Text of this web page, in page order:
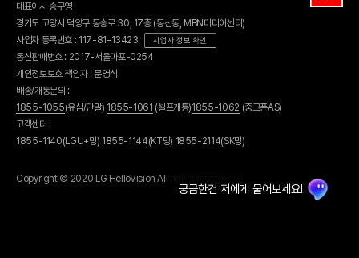
eSIM 가이드
부가서비스
휴대폰기기
휴대폰 구매
휴대폰 요금제
휴대폰 공시지원금
휴대폰 가이드
부가서비스
셀프개통
유심/eSIM 셀프개통하기
할인카드
헬로모바일 결합
매장찾기
자주찾는 질문
대표이사 송구영
경기도 고양시 덕양구 동송로 30, 17층 (동산동, MBN미디어센터)
사업자 등록번호 : 117-81-13423
사업자 정보 확인
통신판매번호 : 2017-서울마포-0254
개인정보보호 책임자 : 문영식
배송/개통문의 :
1855-1055(유심/단말) 1855-1061 (셀프개통)1855-1062 (중고폰AS)
고객센터 :
1855-1140(LGU+망) 1855-1144(KT망) 1855-2114(SK망)
Copyright © 2020 LG HelloVision All rights reserved. a